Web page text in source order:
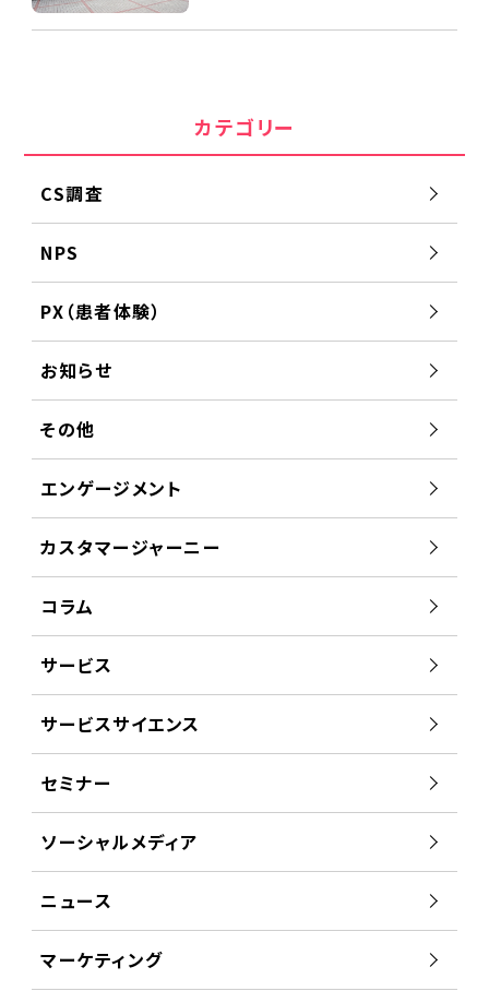
カテゴリー
CS調査
NPS
PX（患者体験）
お知らせ
その他
エンゲージメント
カスタマージャーニー
コラム
サービス
サービスサイエンス
セミナー
ソーシャルメディア
ニュース
マーケティング